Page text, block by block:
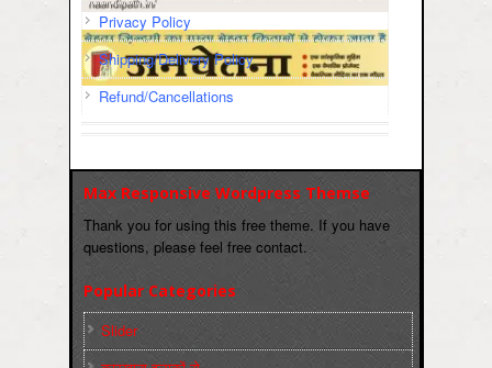
Privacy Policy
Shipping/Delivery Policy
Refund/Cancellations
Max Responsive Wordpress Themse
Thank you for using this free theme. If you have
questions, please feel free contact.
Popular Categories
Slider